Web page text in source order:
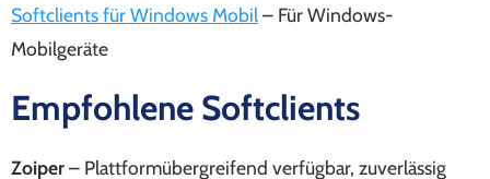
Softclients für Windows Mobil– Für Windows-
Mobilgeräte
Empfohlene Softclients
Zoiper– Plattformübergreifend verfügbar, zuverlässig